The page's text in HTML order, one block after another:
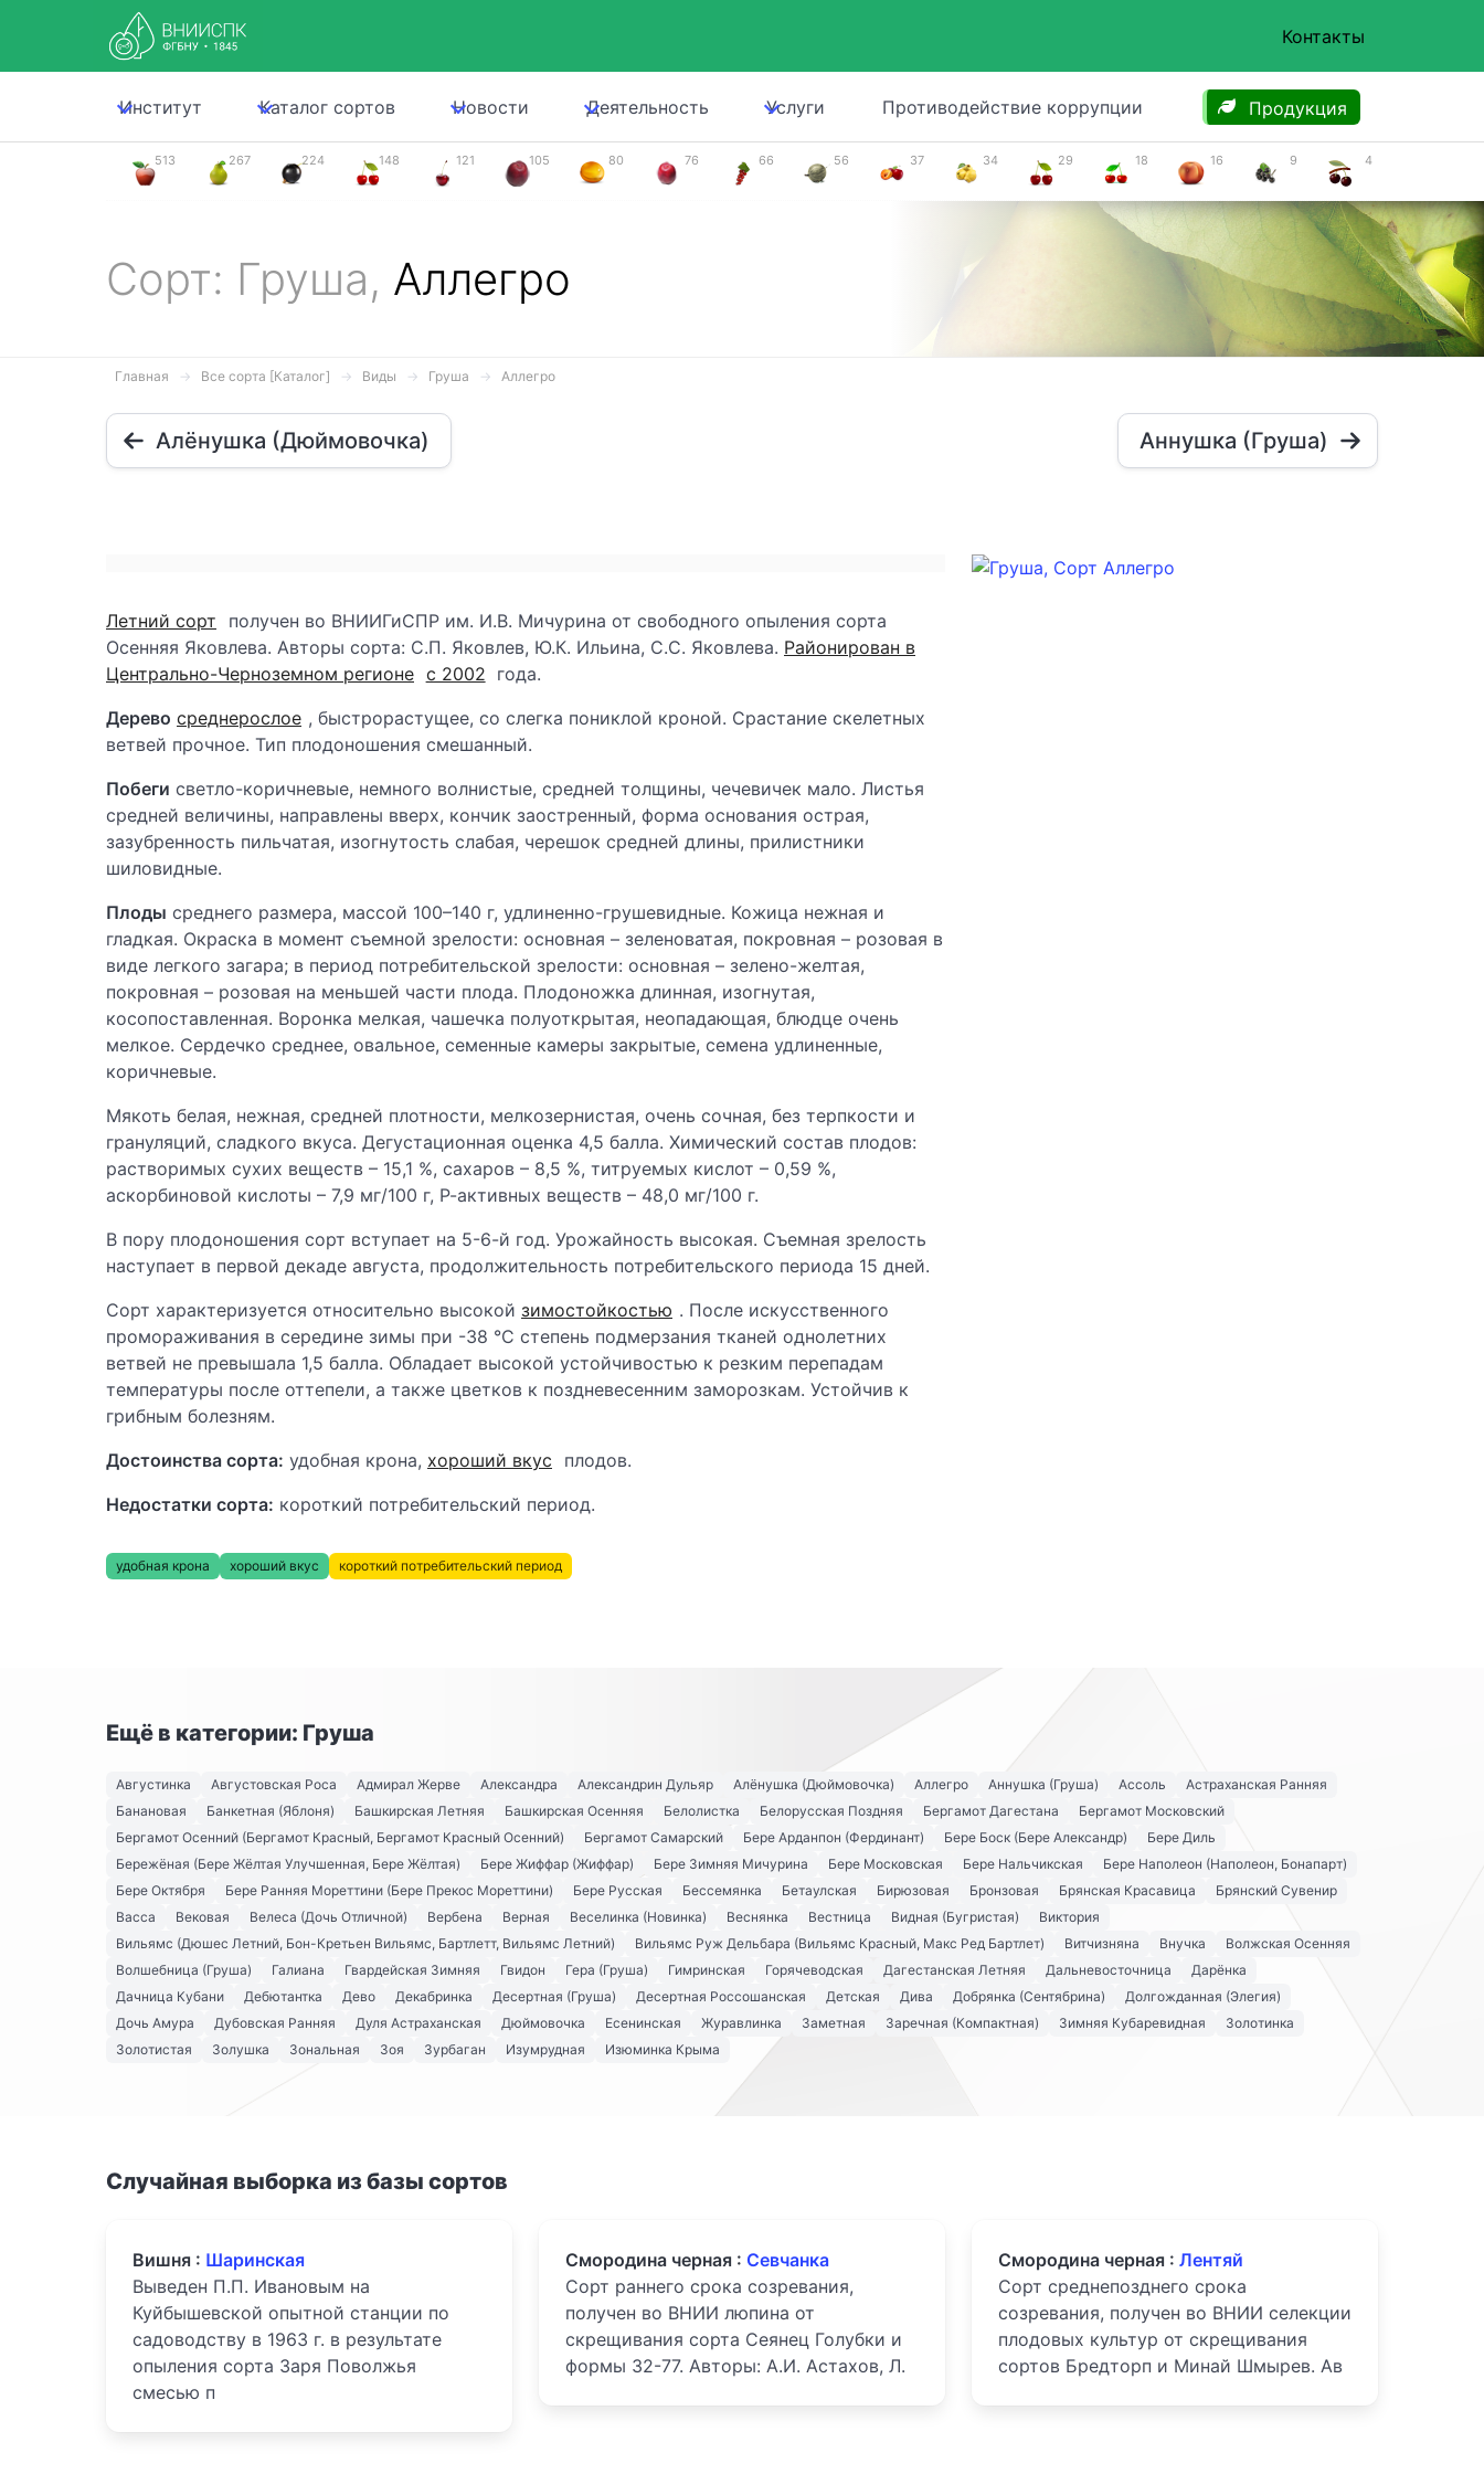
Контакты
Институт Каталог сортов Новости Деятельность Услуги Противодействие коррупции Продукция
513 267 224 148 121 105 80 76 66 56 37 34 29 18 16 9 4
Сорт: Груша, Аллегро
Главная Все сорта [Каталог] Виды Груша Аллегро
Алёнушка (Дюймовочка) Аннушка (Груша)
Летний сорт
получен во ВНИИГиСПР им. И.В. Мичурина от свободного опыления сорта
Осенняя Яковлева. Авторы сорта: С.П. Яковлев, Ю.К. Ильина, С.С. Яковлева. Районирован в
Центрально-Черноземном регионе с 2002 года.
Дерево среднерослое , быстрорастущее, со слегка пониклой кроной. Срастание скелетных
ветвей прочное. Тип плодоношения смешанный.
Побеги светло-коричневые, немного волнистые, средней толщины, чечевичек мало. Листья
средней величины, направлены вверх, кончик заостренный, форма основания острая,
зазубренность пильчатая, изогнутость слабая, черешок средней длины, прилистники
шиловидные.
Плоды среднего размера, массой 100–140 г, удлиненно-грушевидные. Кожица нежная и
гладкая. Окраска в момент съемной зрелости: основная – зеленоватая, покровная – розовая в
виде легкого загара; в период потребительской зрелости: основная – зелено-желтая,
покровная – розовая на меньшей части плода. Плодоножка длинная, изогнутая,
косопоставленная. Воронка мелкая, чашечка полуоткрытая, неопадающая, блюдце очень
мелкое. Сердечко среднее, овальное, семенные камеры закрытые, семена удлиненные,
коричневые.
Мякоть белая, нежная, средней плотности, мелкозернистая, очень сочная, без терпкости и
грануляций, сладкого вкуса. Дегустационная оценка 4,5 балла. Химический состав плодов:
растворимых сухих веществ – 15,1 %, сахаров – 8,5 %, титруемых кислот – 0,59 %,
аскорбиновой кислоты – 7,9 мг/100 г, Р-активных веществ – 48,0 мг/100 г.
В пору плодоношения сорт вступает на 5-6-й год. Урожайность высокая. Съемная зрелость
наступает в первой декаде августа, продолжительность потребительского периода 15 дней.
Сорт характеризуется относительно высокой зимостойкостью . После искусственного
промораживания в середине зимы при -38 °С степень подмерзания тканей однолетних
ветвей не превышала 1,5 балла. Обладает высокой устойчивостью к резким перепадам
температуры после оттепели, а также цветков к поздневесенним заморозкам. Устойчив к
грибным болезням.
Достоинства сорта: удобная крона, хороший вкус
плодов.
Недостатки сорта: короткий потребительский период.
удобная крона хороший вкус короткий потребительский период
Ещё в категории: Груша
Августинка Августовская Роса Адмирал Жерве Александра Александрин Дульяр Алёнушка (Дюймовочка) Аллегро Аннушка (Груша) Ассоль
Астраханская Ранняя
Банановая
Банкетная (Яблоня) Башкирская Летняя Башкирская Осенняя Белолистка Белорусская Поздняя Бергамот Дагестана
Бергамот Московский
Бергамот Осенний (Бергамот Красный, Бергамот Красный Осенний)
Бергамот Самарский Бере Арданпон (Фердинант) Бере Боск (Бере Александр)
Бере Диль
Бережёная (Бере Жёлтая Улучшенная, Бере Жёлтая)
Бере Жиффар (Жиффар) Бере Зимняя Мичурина Бере Московская Бере Нальчикская
Бере Наполеон (Наполеон, Бонапарт)
Бере Октября
Бере Ранняя Мореттини (Бере Прекос Мореттини) Бере Русская Бессемянка Бетаулская Бирюзовая Бронзовая Брянская Красавица
Брянский Сувенир
Васса
Вековая Велеса (Дочь Отличной) Вербена Верная Веселинка (Новинка) Веснянка Вестница Видная (Бугристая)
Виктория
Вильямс (Дюшес Летний, Бон-Кретьен Вильямс, Бартлетт, Вильямс Летний)
Вильямс Руж Дельбара (Вильямс Красный, Макс Ред Бартлет) Витчизняна Внучка
Волжская Осенняя
Волшебница (Груша)
Галиана Гвардейская Зимняя Гвидон Гера (Груша) Гимринская Горячеводская Дагестанская Летняя Дальневосточница
Дарёнка
Дачница Кубани
Дебютантка Дево Декабринка Десертная (Груша) Десертная Россошанская Детская Дива Добрянка (Сентябрина)
Долгожданная (Элегия)
Дочь Амура
Дубовская Ранняя Дуля Астраханская Дюймовочка Есенинская Журавлинка Заметная Заречная (Компактная) Зимняя Кубаревидная
Золотинка
Золотистая
Золушка Зональная Зоя Зурбаган Изумрудная Изюминка Крыма
Случайная выборка из базы сортов
Вишня : Шаринская
Выведен П.П. Ивановым на
Куйбышевской опытной станции по
садоводству в 1963 г. в результате
опыления сорта Заря Поволжья
смесью п
Смородина черная : Севчанка
Сорт раннего срока созревания,
получен во ВНИИ люпина от
скрещивания сорта Сеянец Голубки и
формы 32-77. Авторы: А.И. Астахов, Л.
Смородина черная : Лентяй
Сорт среднепозднего срока
созревания, получен во ВНИИ селекции
плодовых культур от скрещивания
сортов Бредторп и Минай Шмырев. Ав